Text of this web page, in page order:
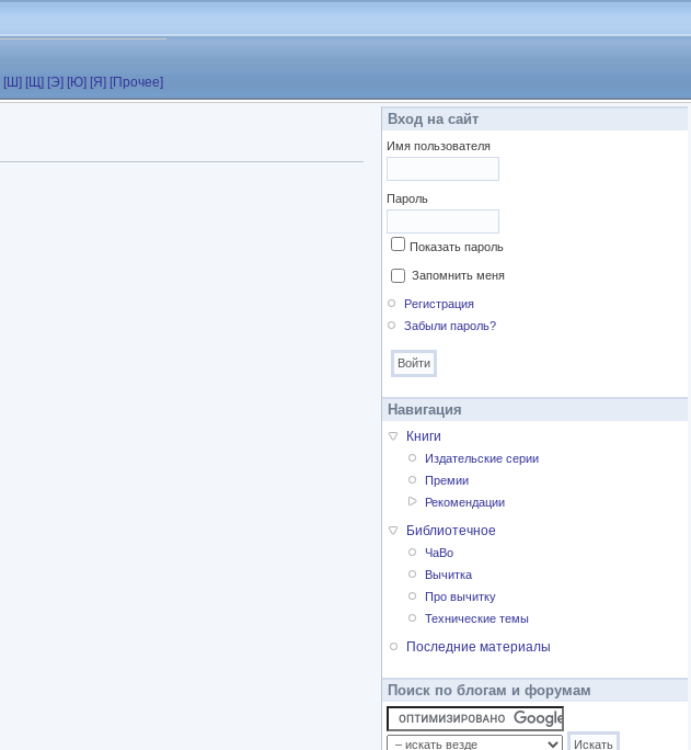
[Ш] [Щ] [Э] [Ю] [Я] [Прочее]
Вход на сайт
Имя пользователя
Пароль
Показать пароль
Запомнить меня
Регистрация
Забыли пароль?
Навигация
Книги
Издательские серии
Премии
Рекомендации
Библиотечное
ЧаВо
Вычитка
Про вычитку
Технические темы
Последние материалы
Поиск по блогам и форумам